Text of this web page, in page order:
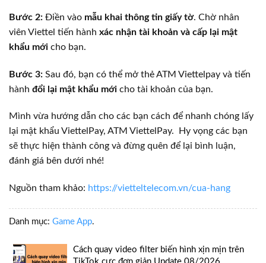
Bước 2: Điền vào mẫu khai thông tin giấy tờ. Chờ nhân
viên Viettel tiến hành xác nhận tài khoản và cấp lại mật
khẩu mới cho bạn.
Bước 3: Sau đó, bạn có thể mở thẻ ATM Viettelpay và tiến
hành đổi lại mật khẩu mới cho tài khoản của bạn.
Mình vừa hướng dẫn cho các bạn cách để nhanh chóng lấy
lại mật khẩu ViettelPay, ATM ViettelPay. Hy vọng các bạn
sẽ thực hiện thành công và đừng quên để lại bình luận,
đánh giá bên dưới nhé!
Nguồn tham khảo: https://vietteltelecom.vn/cua-hang
Danh mục: Game App.
Cách quay video filter biến hình xịn mịn trên